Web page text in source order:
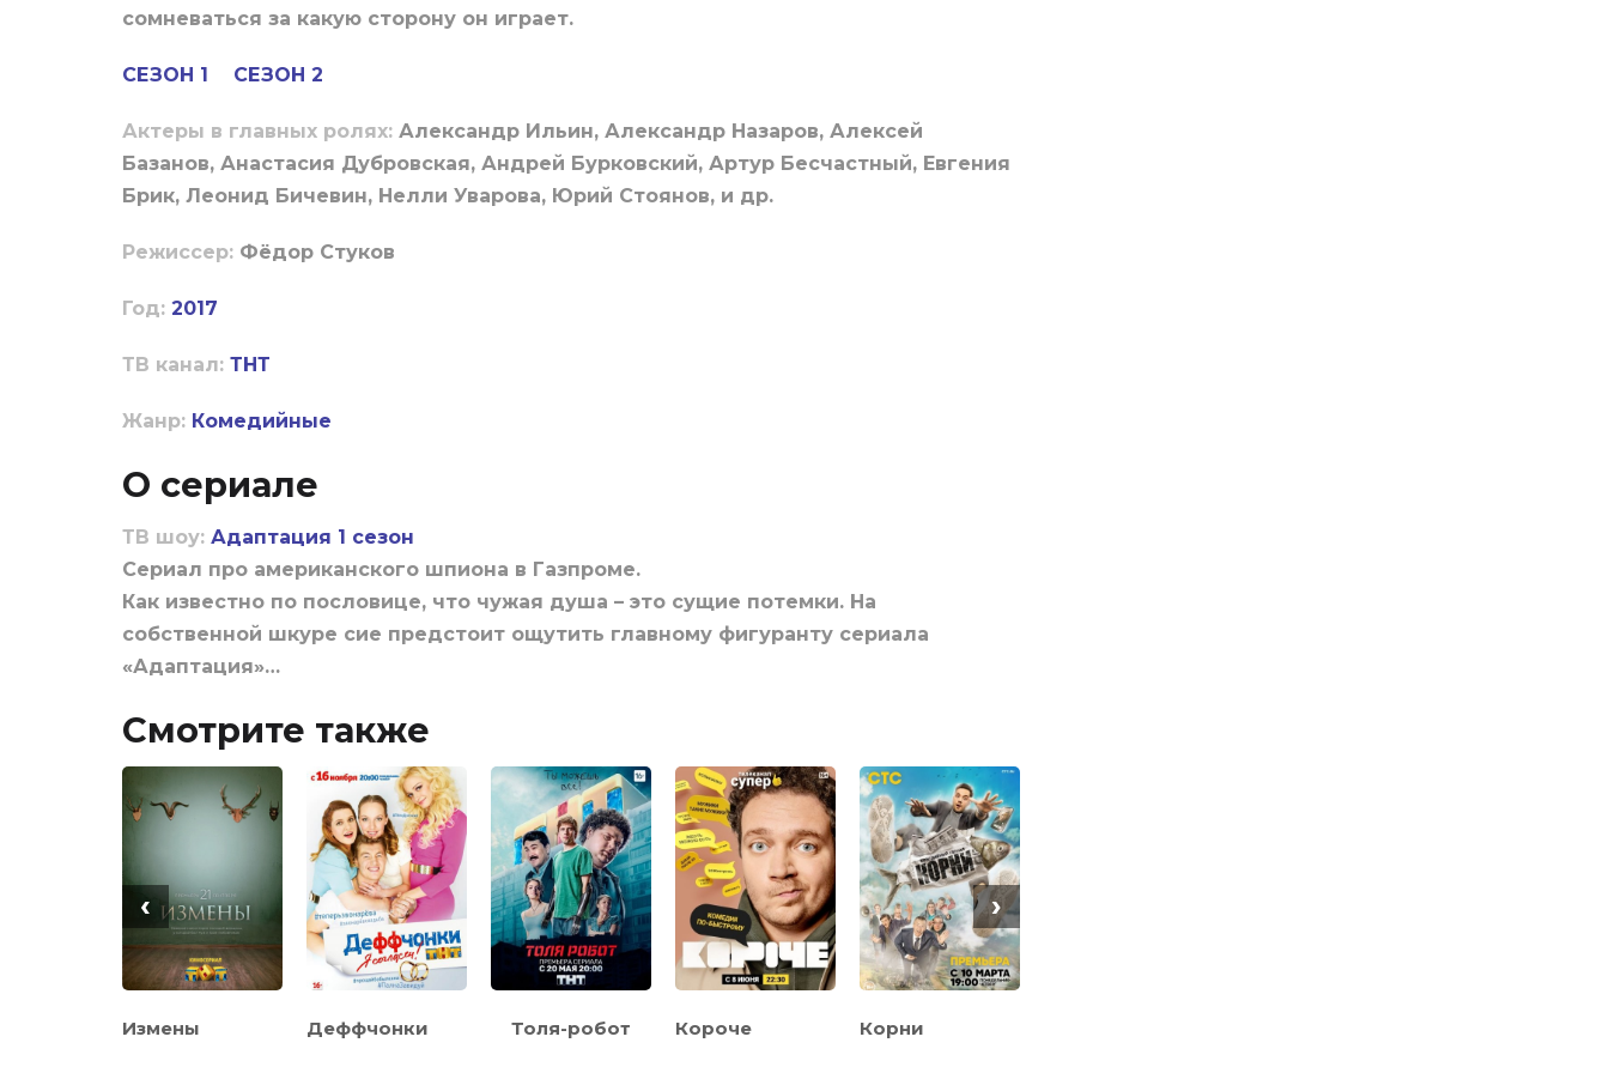
сомневаться за какую сторону он играет.
СЕЗОН 1 СЕЗОН 2
Актеры в главных ролях: Александр Ильин, Александр Назаров, Алексей
Базанов, Анастасия Дубровская, Андрей Бурковский, Артур Бесчастный, Евгения
Брик, Леонид Бичевин, Нелли Уварова, Юрий Стоянов, и др.
Режиссер: Фёдор Стуков
Год: 2017
ТВ канал: ТНТ
Жанр: Комедийные
О сериале
ТВ шоу: Адаптация 1 сезон
Сериал про американского шпиона в Газпроме.
Как известно по пословице, что чужая душа – это сущие потемки. На
собственной шкуре сие предстоит ощутить главному фигуранту сериала
«Адаптация»…
Смотрите также
Измены Деффчонки Толя-робот Короче Корни
‹ ›